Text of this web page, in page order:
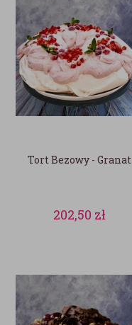
Tort Bezowy - Granat
202,50 zł